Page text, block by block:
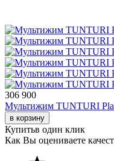
306 900
Мультижим TUNTURI
в корзину
Купитьв один клик
Как Вы оцениваете